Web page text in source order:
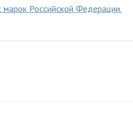
Российской Федерации.